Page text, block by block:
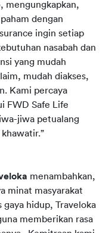
, mengungkapkan,
dengan
ingin setiap
nasabah dan
yang mudah
mudah diakses,
Kami percaya
FWD Safe Life
jiwa petualang
menambahkan,
minat masyarakat
hidup, Traveloka
memberikan rasa